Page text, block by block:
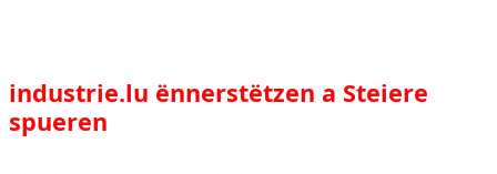
industrie.lu ënnerstëtzen a Steiere
spueren